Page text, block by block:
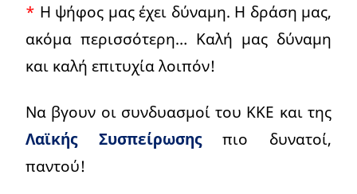
* Η ψήφος μας έχει δύναμη. Η δράση μας,
ακόμα περισσότερη… Καλή μας δύναμη
και καλή επιτυχία λοιπόν!
Να βγουν οι συνδυασμοί του ΚΚΕ και της
Λαϊκής Συσπείρωσηςπιο δυνατοί,
παντού!